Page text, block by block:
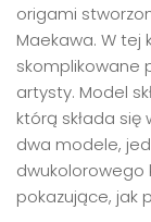
origami
Maekawa. W tej
skomplikowane
artysty. Model
którą składa
dwa modele,
dwukolorowego
pokazujące, jak